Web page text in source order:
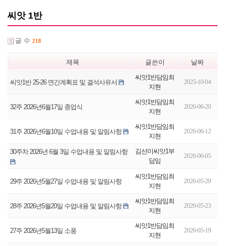
씨앗 1반
글 수 218
제목 글쓴이 날짜
씨앗1반 25-26 연간계획표 및 결석사유서
씨앗1반담임최
지현
2025-10-04
32주 2026년6월17일 종업식
씨앗1반담임최
지현
2026-06-20
31주 2026년6월10일 수업내용 및 알림사항
씨앗1반담임최
지현
2026-06-12
30주차 2026년 6월 3일 수업내용 및 알림사항
김선미씨앗1부
담임
2026-06-05
29주 2026년5월27일 수업내용 및 알림사항
씨앗1반담임최
지현
2026-05-29
28주 2026년5월20일 수업내용 및 알림사항
씨앗1반담임최
지현
2026-05-23
27주 2026년5월13일 소풍
씨앗1반담임최
지현
2026-05-19